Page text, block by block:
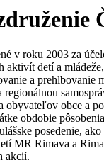
v roku 2003 za
detí a
a prehlbovanie
regionálnou
obyvateľov obce a
obdobie
posedenie,
MR Rimava a
akcií.